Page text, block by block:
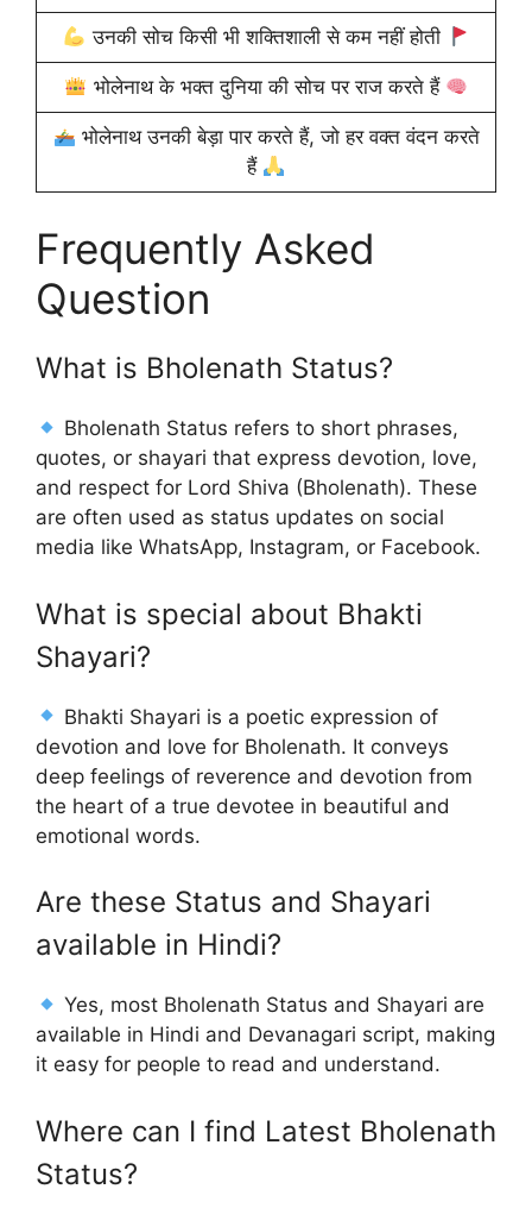
उनकी सोच किसी भी शक्तिशाली से कम नहीं होती
भोलेनाथ के भक्त दुनिया की सोच पर राज करते हैं
भोलेनाथ उनकी बेड़ा पार करते हैं, जो हर वक्त वंदन करते
हैं
Frequently Asked
Question
What is Bholenath Status?
Bholenath Status refers to short phrases,
quotes, or shayari that express devotion, love,
and respect for Lord Shiva (Bholenath). These
are often used as status updates on social
media like WhatsApp, Instagram, or Facebook.
What is special about Bhakti
Shayari?
Bhakti Shayari is a poetic expression of
devotion and love for Bholenath. It conveys
deep feelings of reverence and devotion from
the heart of a true devotee in beautiful and
emotional words.
Are these Status and Shayari
available in Hindi?
Yes, most Bholenath Status and Shayari are
available in Hindi and Devanagari script, making
it easy for people to read and understand.
Where can I find Latest Bholenath
Status?